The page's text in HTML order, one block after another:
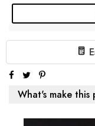
What's make this